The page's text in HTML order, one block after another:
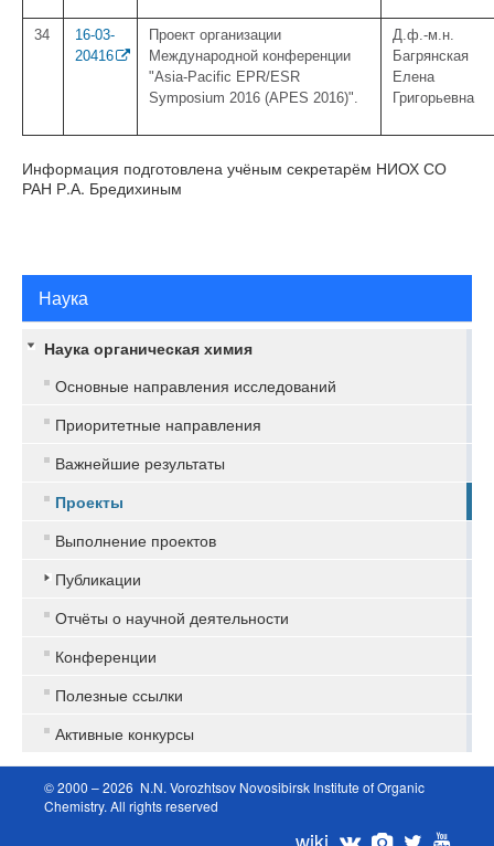
34
16-03-
20416
Проект организации
Международной конференции
"Asia-Pacific EPR/ESR
Symposium 2016 (APES 2016)".
Д.ф.-м.н.
Багрянская
Елена
Григорьевна
Информация подготовлена учёным секретарём НИОХ СО
РАН Р.А. Бредихиным
Наука
Наука органическая химия
Основные направления исследований
Приоритетные направления
Важнейшие результаты
Проекты
Выполнение проектов
Публикации
Отчёты о научной деятельности
Конференции
Полезные ссылки
Активные конкурсы
© 2000 – 2026 N.N. Vorozhtsov Novosibirsk Institute of Organic
Chemistry. All rights reserved